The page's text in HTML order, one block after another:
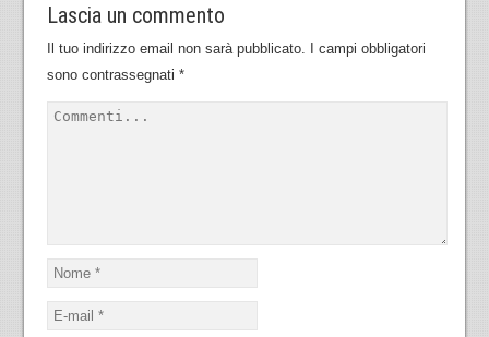
Lascia un commento
Il tuo indirizzo email non sarà pubblicato. I campi obbligatori
sono contrassegnati *